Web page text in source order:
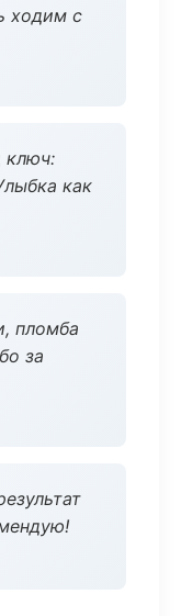
ходим с
ключ:
как
пломба
за